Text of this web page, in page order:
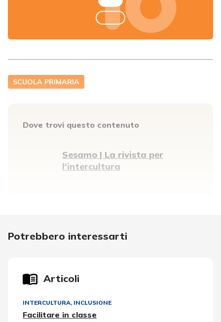
SCUOLA PRIMARIA
Dove trovi questo contenuto
Sesamo | La rivista per
l'intercultura
Potrebbero interessarti
Articoli
INTERCULTURA, INCLUSIONE
Facilitare in classe